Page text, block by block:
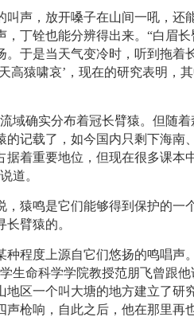
叫声，放开嗓子在山间一吼，还
，丁铨也能分辨得出来。“白眉
。于是当天气变冷时，听到拖着
高猿啸哀’，现在的研究表明，
域确实分布着冠长臂猿。但随着
的记载了，如今国内只剩下海南
着重要地位，但现在很多课本
道。
，猿鸣是它们能够得到保护的一
臂猿的。
种程度上源自它们悠扬的鸣唱声
生命科学学院教授范朋飞曾跟
地区一个叫大塘的地方建立了研
声枪响，自此之后，他在那里再